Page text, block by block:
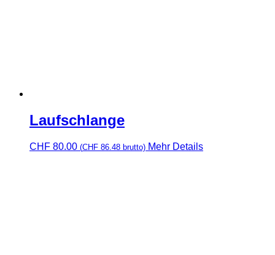
Laufschlange
CHF 80.00 (CHF 86.48 brutto) Mehr Details